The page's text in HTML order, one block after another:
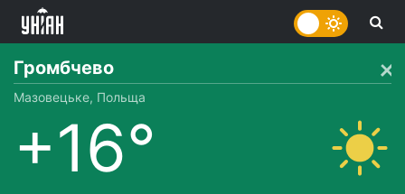
Громбчево
Мазовецьке, Польща
+16°